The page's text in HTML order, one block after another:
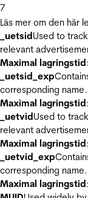
7
Läs mer om den här
_uetsidUsed to
relevant
Maximal lagringstid
_uetsid_exp
corresponding name.
Maximal lagringstid
_uetvidUsed to
relevant
Maximal lagringstid
_uetvid_exp
corresponding name.
Maximal lagringstid